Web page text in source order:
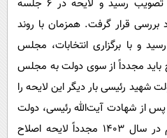
در مجلس، یک فوریت آن به تصویب رسید و لایحه در ۶ جلسه
قرار گرفت. همزمان با روند
و با برگزاری انتخابات، مجلس
باید مجدداً از سوی دولت به مجلس
شهید رئیسی بار دیگر این لایحه را
از شهادت آیت‌الله رئیسی، دولت
نیز تغییر کرد و دولت چهاردهم در سال ۱۴۰۳ مجدداً لایحه اصلاح